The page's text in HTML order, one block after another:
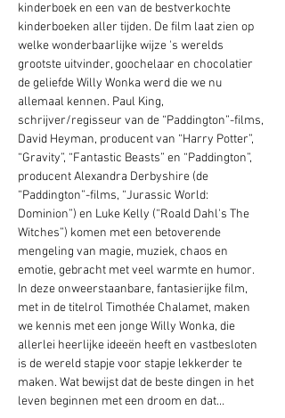
kinderboek en een van de bestverkochte
kinderboeken aller tijden. De film laat zien op
welke wonderbaarlijke wijze 's werelds
grootste uitvinder, goochelaar en chocolatier
de geliefde Willy Wonka werd die we nu
allemaal kennen. Paul King,
schrijver/regisseur van de “Paddington”-films,
David Heyman, producent van “Harry Potter”,
“Gravity”, “Fantastic Beasts” en “Paddington”,
producent Alexandra Derbyshire (de
“Paddington”-films, “Jurassic World:
Dominion”) en Luke Kelly (“Roald Dahl's The
Witches”) komen met een betoverende
mengeling van magie, muziek, chaos en
emotie, gebracht met veel warmte en humor.
In deze onweerstaanbare, fantasierijke film,
met in de titelrol Timothée Chalamet, maken
we kennis met een jonge Willy Wonka, die
allerlei heerlijke ideeën heeft en vastbesloten
is de wereld stapje voor stapje lekkerder te
maken. Wat bewijst dat de beste dingen in het
leven beginnen met een droom en dat…